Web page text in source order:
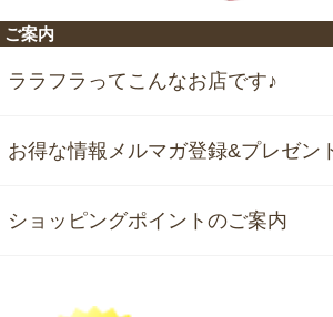
ご案内
ララフラってこんなお店です♪
お得な情報メルマガ登録&プレゼン
ショッピングポイントのご案内